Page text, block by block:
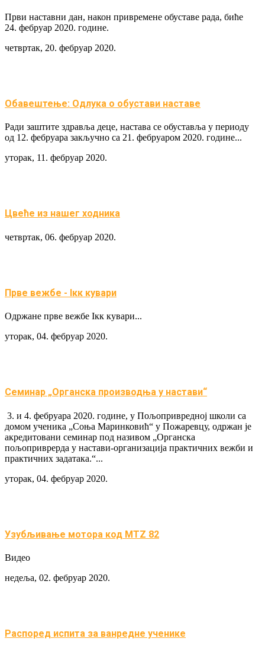
Први наставни дан, након привремене обуставе рада, биће
24. фебруар 2020. године.
четвртак, 20. фебруар 2020.
Обавештење: Одлука о обустави наставе
Ради заштите здравља деце, настава се обуставља у периоду
од 12. фебруара закључно са 21. фебруаром 2020. године...
уторак, 11. фебруар 2020.
Цвеће из нашег ходника
четвртак, 06. фебруар 2020.
Прве вежбе - Iкк кувари
Одржане прве вежбе Iкк кувари...
уторак, 04. фебруар 2020.
Семинар „Органска производња у настави“
3. и 4. фебруара 2020. године, у Пољопривредној школи са
домом ученика „Соња Маринковић“ у Пожаревцу, одржан је
акредитовани семинар под називом „Органска
пољоприврерда у настави-организација практичних вежби и
практичних задатака.“...
уторак, 04. фебруар 2020.
Узубљивање мотора код MTZ 82
Видео
недеља, 02. фебруар 2020.
Распоред испита за ванредне ученике